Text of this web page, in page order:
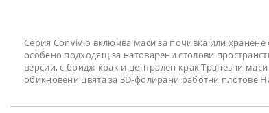
снимки
Серия Convivio включва маси за почивка или
особено подходящ за натоварени столови
версии, с бридж крак и централен крак Трапезни
обикновени цвята за 3D-фолирани работни плотове